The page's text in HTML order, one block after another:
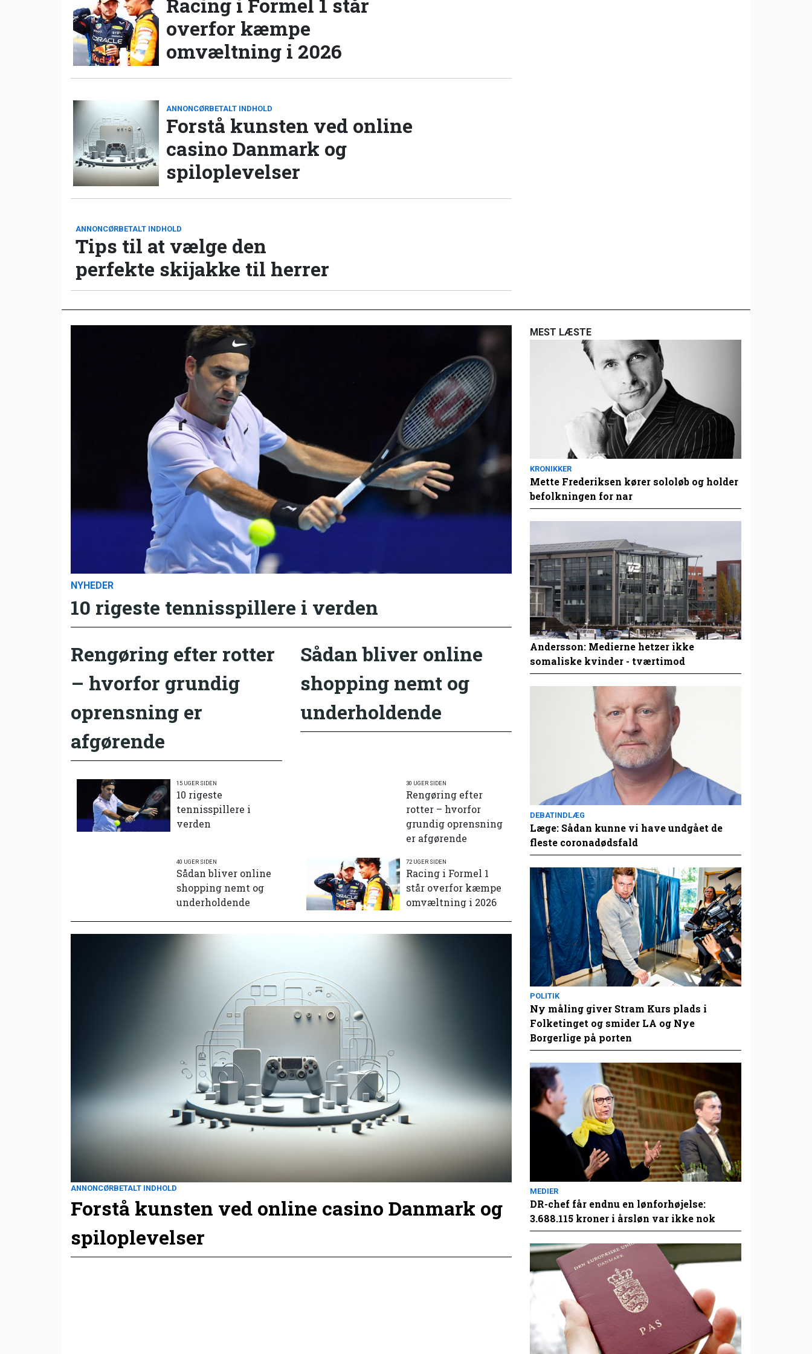
Racing i Formel 1 står
overfor kæmpe
omvæltning i 2026
ANNONCØRBETALT INDHOLD
Forstå kunsten ved online
casino Danmark og
spiloplevelser
ANNONCØRBETALT INDHOLD
Tips til at vælge den
perfekte skijakke til herrer
NYHEDER
10 rigeste tennisspillere i verden
Rengøring efter rotter
– hvorfor grundig
oprensning er
afgørende
Sådan bliver online
shopping nemt og
underholdende
15 UGER SIDEN
10 rigeste
tennisspillere i
verden
30 UGER SIDEN
Rengøring efter
rotter – hvorfor
grundig oprensning
er afgørende
40 UGER SIDEN
Sådan bliver online
shopping nemt og
underholdende
72 UGER SIDEN
Racing i Formel 1
står overfor kæmpe
omvæltning i 2026
ANNONCØRBETALT INDHOLD
Forstå kunsten ved online casino Danmark og
spiloplevelser
MEST LÆSTE
KRONIKKER
Mette Frederiksen kører sololøb og holder
befolkningen for nar
Andersson: Medierne hetzer ikke
somaliske kvinder - tværtimod
DEBATINDLÆG
Læge: Sådan kunne vi have undgået de
fleste coronadødsfald
POLITIK
Ny måling giver Stram Kurs plads i
Folketinget og smider LA og Nye
Borgerlige på porten
MEDIER
DR-chef får endnu en lønforhøjelse:
3.688.115 kroner i årsløn var ikke nok